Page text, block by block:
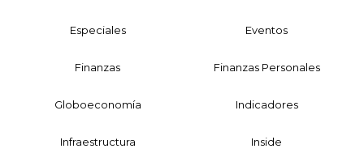
Especiales Eventos
Finanzas Finanzas Personales
Globoeconomía Indicadores
Infraestructura Inside